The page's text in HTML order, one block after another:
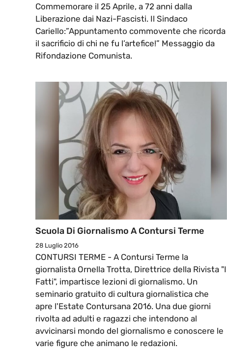
Commemorare il 25 Aprile, a 72 anni dalla
Liberazione dai Nazi-Fascisti. Il Sindaco
Cariello:”Appuntamento commovente che ricorda
il sacrificio di chi ne fu l’artefice!” Messaggio da
Rifondazione Comunista.
Scuola Di Giornalismo A Contursi Terme
28 Luglio 2016
CONTURSI TERME - A Contursi Terme la
giornalista Ornella Trotta, Direttrice della Rivista "I
Fatti", impartisce lezioni di giornalismo. Un
seminario gratuito di cultura giornalistica che
apre l'Estate Contursana 2016. Una due giorni
rivolta ad adulti e ragazzi che intendono al
avvicinarsi mondo del giornalismo e conoscere le
varie figure che animano le redazioni.